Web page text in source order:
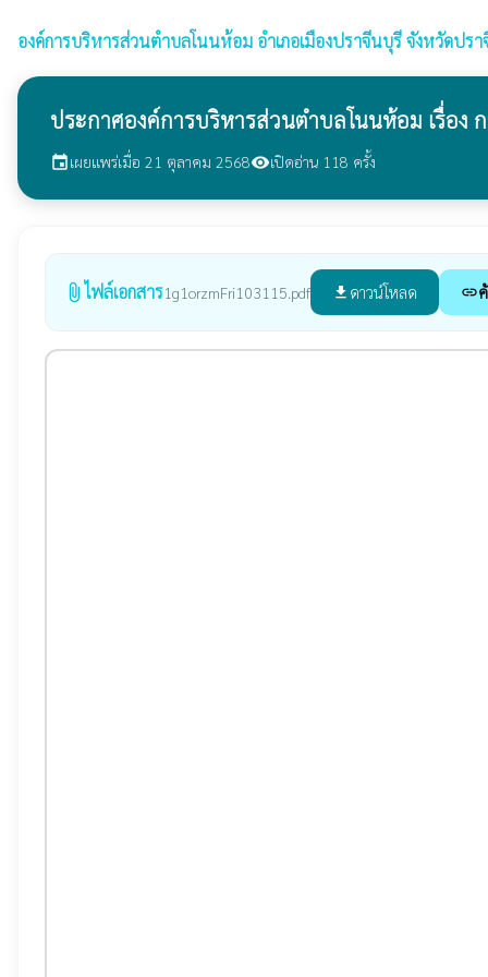
องค์การบริหารส่วนตำบลโนนห้อม อำเภอเมืองปราจีนบุรี จังหวัดปร
ประกาศองค์การบริหารส่วนตำบลโนนห้อม เรื่อ
eventเผยแพร่เมื่อ 21 ตุลาคม 2568visibilityเปิดอ่าน 118 ครั้ง
attach_file ไฟล์เอกสาร1g1orzmFri103115.pdf file_download ดาวน์โหลด link